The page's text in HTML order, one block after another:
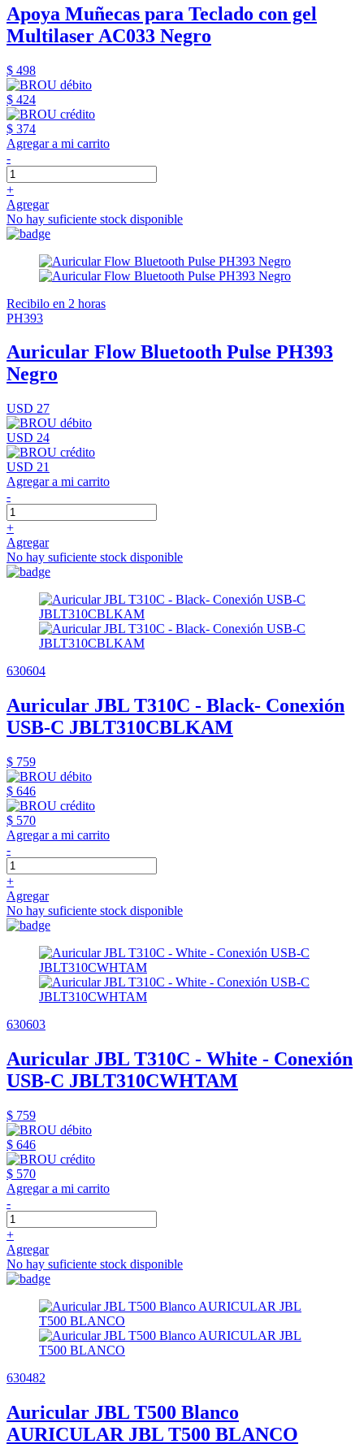
Apoya Muñecas para Teclado con gel
Multilaser AC033 Negro
$ 498
$ 424
$ 374
Agregar a mi carrito
-
+
Agregar
No hay suficiente stock disponible
Recibilo en 2 horas
PH393
Auricular Flow Bluetooth Pulse PH393
Negro
USD 27
USD 24
USD 21
Agregar a mi carrito
-
+
Agregar
No hay suficiente stock disponible
630604
Auricular JBL T310C - Black- Conexión
USB-C JBLT310CBLKAM
$ 759
$ 646
$ 570
Agregar a mi carrito
-
+
Agregar
No hay suficiente stock disponible
630603
Auricular JBL T310C - White - Conexión
USB-C JBLT310CWHTAM
$ 759
$ 646
$ 570
Agregar a mi carrito
-
+
Agregar
No hay suficiente stock disponible
630482
Auricular JBL T500 Blanco
AURICULAR JBL T500 BLANCO